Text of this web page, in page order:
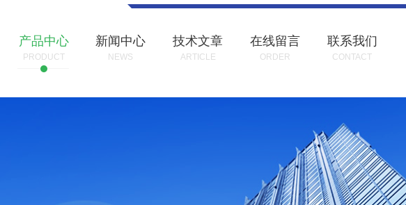
产品中心
PRODUCT
新闻中心
NEWS
技术文章
ARTICLE
在线留言
ORDER
联系我们
CONTACT